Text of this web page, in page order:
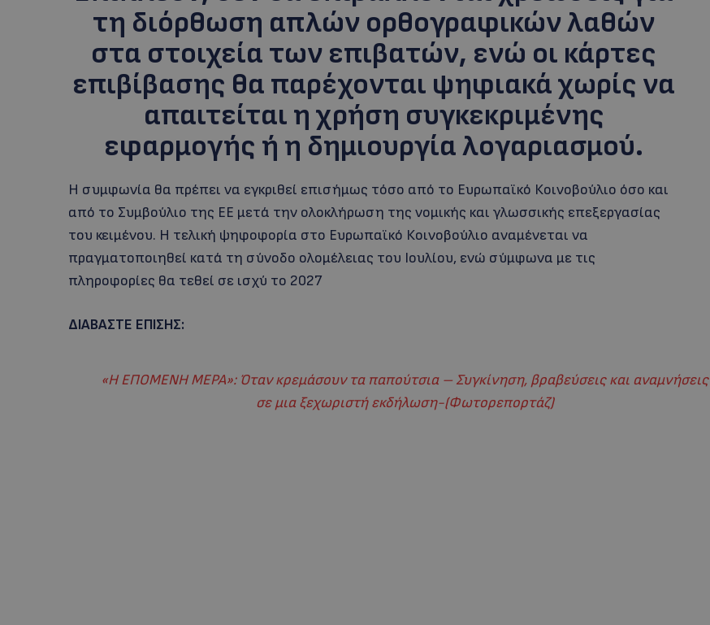
τη διόρθωση απλών ορθογραφικών λαθών
στα στοιχεία των επιβατών, ενώ οι κάρτες
επιβίβασης θα παρέχονται ψηφιακά χωρίς να
απαιτείται η χρήση συγκεκριμένης
εφαρμογής ή η δημιουργία λογαριασμού.
Η συμφωνία θα πρέπει να εγκριθεί επισήμως τόσο από το Ευρωπαϊκό Κοινοβούλιο όσο και
από το Συμβούλιο της ΕΕ μετά την ολοκλήρωση της νομικής και γλωσσικής επεξεργασίας
του κειμένου. Η τελική ψηφοφορία στο Ευρωπαϊκό Κοινοβούλιο αναμένεται να
πραγματοποιηθεί κατά τη σύνοδο ολομέλειας του Ιουλίου, ενώ σύμφωνα με τις
πληροφορίες θα τεθεί σε ισχύ το 2027
ΔΙΑΒΑΣΤΕ ΕΠΙΣΗΣ:
«Η ΕΠΟΜΕΝΗ ΜΕΡΑ»: Όταν κρεμάσουν τα παπούτσια – Συγκίνηση, βραβεύσεις και αναμνήσεις
σε μια ξεχωριστή εκδήλωση-(Φωτορεπορτάζ)